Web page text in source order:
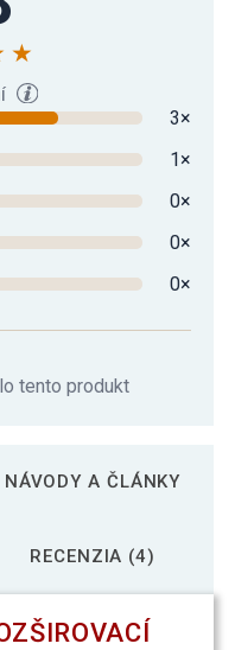
3×
1×
0×
0×
0×
tento produkt
NÁVODY A ČLÁNKY
RECENZIA (4)